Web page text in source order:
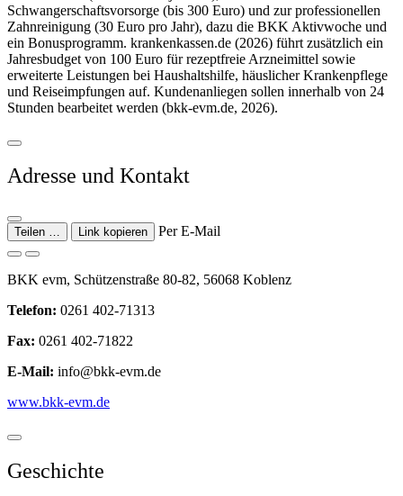
Schwangerschaftsvorsorge (bis 300 Euro) und zur professionellen
Zahnreinigung (30 Euro pro Jahr), dazu die BKK Aktivwoche und
ein Bonusprogramm. krankenkassen.de (2026) führt zusätzlich ein
Jahresbudget von 100 Euro für rezeptfreie Arzneimittel sowie
erweiterte Leistungen bei Haushaltshilfe, häuslicher Krankenpflege
und Reiseimpfungen auf. Kundenanliegen sollen innerhalb von 24
Stunden bearbeitet werden (bkk-evm.de, 2026).
Adresse und Kontakt
Teilen … Link kopieren Per E-Mail
BKK evm, Schützenstraße 80-82, 56068 Koblenz
Telefon: 0261 402-71313
Fax: 0261 402-71822
E-Mail: info@bkk-evm.de
www.bkk-evm.de
Geschichte